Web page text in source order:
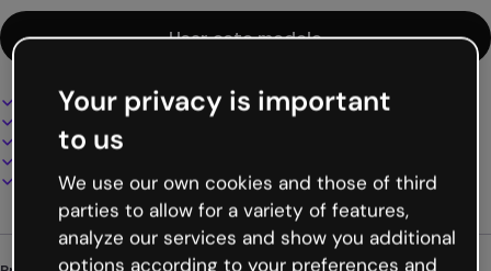
Usar este modelo
Design interativo e animado
100% personalizável
Adicione áudio, vídeo e multimídia
Baixe em PDF, MP4 e outros formatos
Your privacy is important
to us
We use our own cookies and those of third
parties to allow for a variety of features,
analyze our services and show you additional
options according to your preferences and